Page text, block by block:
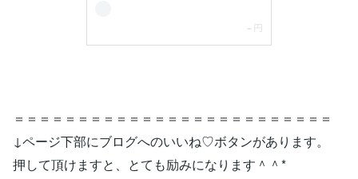
＝＝＝＝＝＝＝＝＝＝＝＝＝＝＝＝＝＝＝＝＝＝＝＝＝
↓ページ下部にブログへのいいね♡ボタンがあります。
押して頂けますと、とても励みになります＾＾*